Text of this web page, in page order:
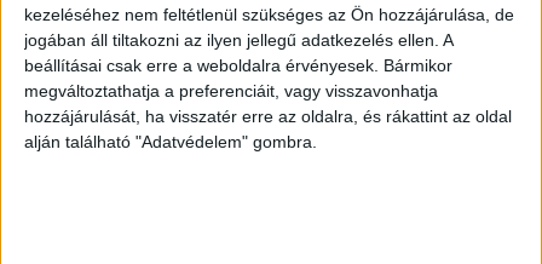
kezeléséhez nem feltétlenül szükséges az Ön hozzájárulása, de
jogában áll tiltakozni az ilyen jellegű adatkezelés ellen. A
beállításai csak erre a weboldalra érvényesek. Bármikor
megváltoztathatja a preferenciáit, vagy visszavonhatja
hozzájárulását, ha visszatér erre az oldalra, és rákattint az oldal
alján található "Adatvédelem" gombra.
Series of Darts Finals és a The Masters is része a
csomagnak, ami garantálja, hogy az év minden
szakaszában láthassuk a legjobbakat a Sport TV
képernyőjén.